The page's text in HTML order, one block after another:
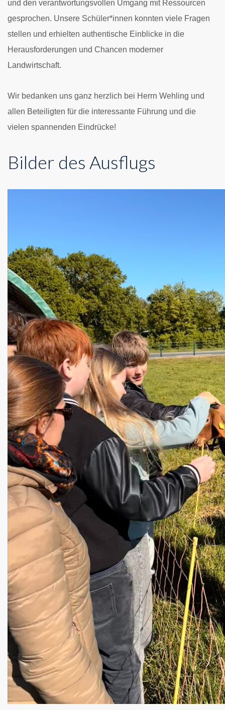
und den verantwortungsvollen Umgang mit Ressourcen
gesprochen. Unsere Schüler*innen konnten viele Fragen
stellen und erhielten authentische Einblicke in die
Herausforderungen und Chancen moderner
Landwirtschaft.
Wir bedanken uns ganz herzlich bei Herrn Wehling und
allen Beteiligten für die interessante Führung und die
vielen spannenden Eindrücke!
Bilder des Ausflugs